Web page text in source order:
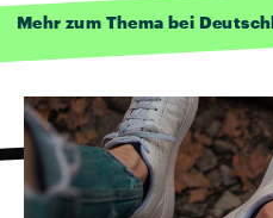
Mehr zum Thema bei